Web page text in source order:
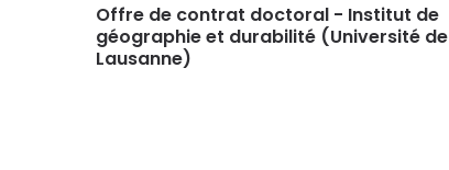
Offre de contrat doctoral - Institut de
géographie et durabilité (Université de
Lausanne)